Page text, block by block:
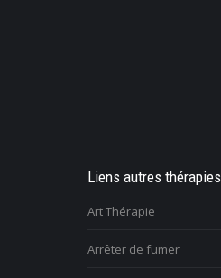
Liens autres thérapies
Art Thérapie
Arrêter de fumer